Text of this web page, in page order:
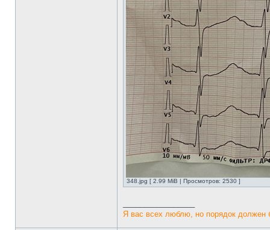
348.jpg [ 2.99 MiB | Просмотров: 2530 ]
Я вас всех люблю, но порядок должен